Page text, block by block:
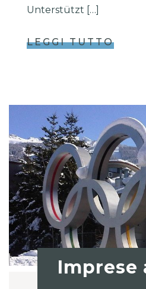
Unterstützt […]
LEGGI TUTTO
Imprese